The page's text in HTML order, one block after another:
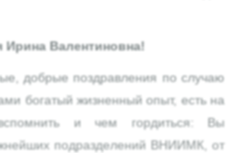
Ирина Валентиновна!
добрые поздравления по случаю
богатый жизненный опыт, есть на
и чем гордиться: Вы
подразделений ВНИИМК, от